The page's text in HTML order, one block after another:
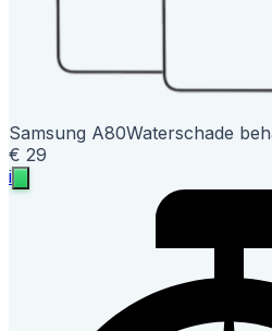
Samsung A80Waterschade
€ 29
i